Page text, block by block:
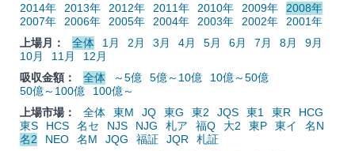
2014年
2013年 2012年 2011年 2010年 2009年
2008年
2007年
2006年 2005年 2004年 2003年 2002年
2001年
上場月：
全体 1月 2月 3月 4月 5月 6月 7月 8月
9月
10月
11月
12月
吸収金額：
全体 ～5億 5億～10億
10億～50億
50億～100億
100億～
上場市場：
全体 東M JQ 東G 東2 JQS 東1 東R
HCG
東S
HCS 名セ NJS NJG 札ア 福Q 大2 東P 東イ
名N
名2
NEO 名M JQG 福証 JQR
札証